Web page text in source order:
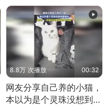
8.8万 次播放 00:32
网友分享自己养的小猫，
本以为是个灵珠没想到是